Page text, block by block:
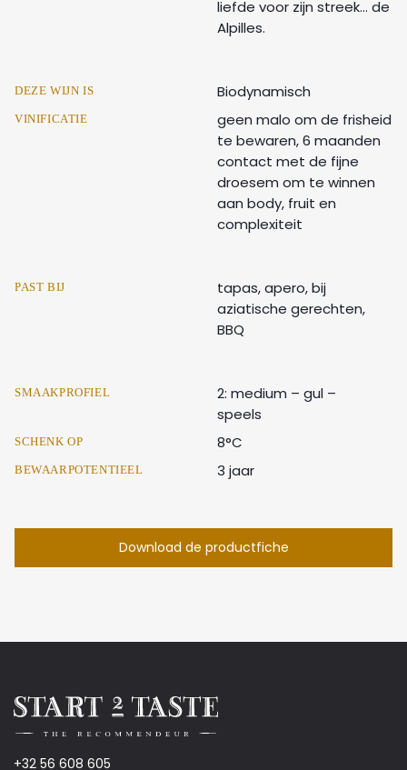
liefde voor zijn streek… de
Alpilles.
DEZE WIJN IS Biodynamisch
VINIFICATIE
geen malo om de frisheid
te bewaren, 6 maanden
contact met de fijne
droesem om te winnen
aan body, fruit en
complexiteit
PAST BIJ
tapas, apero, bij
aziatische gerechten,
BBQ
SMAAKPROFIEL
2: medium – gul –
speels
SCHENK OP 8°C
BEWAARPOTENTIEEL 3 jaar
Download de productfiche
+32 56 608 605